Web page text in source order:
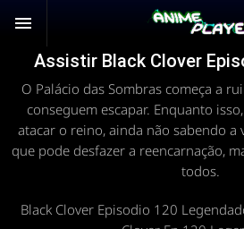
Assistir Black Clover
O Palácio das Sombras começa a
conseguem escapar. Enquanto
atacar o reino, ainda não sabendo a
que pode desfazer a reencarnação,
todos.
Black Clover Episodio 120